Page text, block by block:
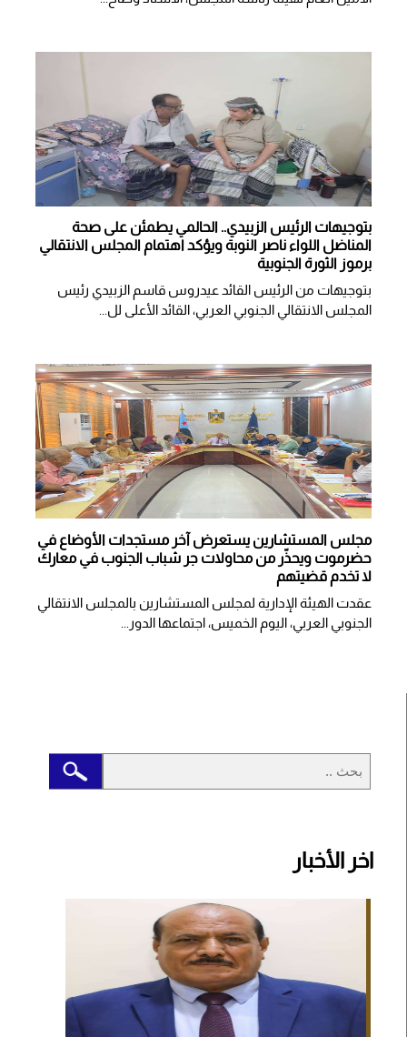
بتوجيهات الرئيس الزبيدي.. الحالمي يطمئن على صحة
المناضل اللواء ناصر النوبة ويؤكد اهتمام المجلس الانتقالي
برموز الثورة الجنوبية
بتوجيهات من الرئيس القائد عيدروس قاسم الزبيدي رئيس
المجلس الانتقالي الجنوبي العربي، القائد الأعلى لل...
مجلس المستشارين يستعرض آخر مستجدات الأوضاع في
حضرموت ويحذّر من محاولات جر شباب الجنوب في معارك
لا تخدم قضيتهم
عقدت الهيئة الإدارية لمجلس المستشارين بالمجلس الانتقالي
الجنوبي العربي، اليوم الخميس، اجتماعها الدور...
اخر الأخبار